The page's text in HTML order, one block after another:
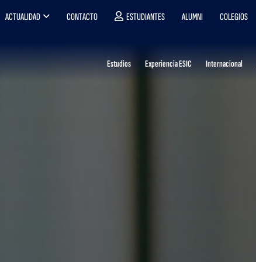
ACTUALIDAD CONTACTO ESTUDIANTES ALUMNI COLEGIOS
Estudios Experiencia ESIC Internacional